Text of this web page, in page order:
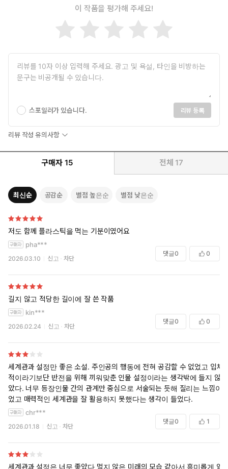
이 작품을 평가해 주세요!
스포일러가 있습니다. 리뷰 등록
리뷰 작성 유의사항
구매자 15 전체 17
최신순 공감순 별점 높은순 별점 낮은순
저도 함께 플라스틱을 먹는 기분이였어요
pha***
2026.03.10 신고 차단
댓글0 0
길지 않고 적당한 길이에 잘 쓴 작품
kin***
2026.02.24 신고 차단
댓글0 0
세계관과 설정만 좋은 소설. 주인공의 행동에 전혀 공감할 수 없었고 입체
적이라기보단 반전을 위해 끼워맞춘 인물 설정이라는 생각밖에 들지 않
았다. 너무 등장인물 간의 관계만 중심으로 서술되는 듯해 질리는 느낌이
었고 매력적인 세계관을 잘 활용하지 못했다는 생각이 들었다.
chr***
2026.01.18 신고 차단
댓글0 1
세계관과 설정은 너무 좋았다 멀지 않은 미래의 모습 같아서 흥미롭게 읽